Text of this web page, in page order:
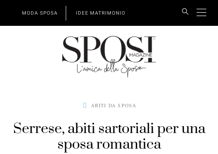
MODA SPOSA IDEE MATRIMONIO
ABITI DA SPOSA
Serrese, abiti sartoriali per una
sposa romantica